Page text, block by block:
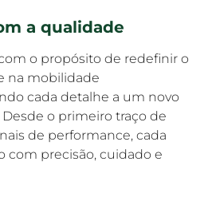
a qualidade
o propósito de redefinir o
na mobilidade
cada detalhe a um novo
o primeiro traço de
de performance, cada
com precisão, cuidado e